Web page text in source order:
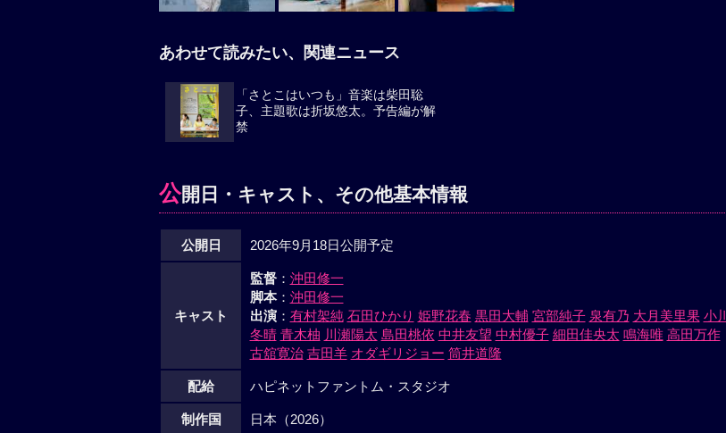
あわせて読みたい、関連ニュース
「さとこはいつも」音楽は柴田聡
子、主題歌は折坂悠太。予告編が解
禁
公開日・キャスト、その他基本情報
公開日 2026年9月18日公開予定
キャスト
監督： 沖田修一
脚本： 沖田修一
出演： 有村架純 石田ひかり 姫野花春 黒田大輔 宮部純子 泉有乃 大月美里果 小川
冬晴 青木柚 川瀬陽太 島田桃依 中井友望 中村優子 細田佳央太 鳴海唯 高田万作
古舘寛治 吉田羊 オダギリジョー 筒井道隆
配給 ハピネットファントム・スタジオ
制作国 日本（2026）